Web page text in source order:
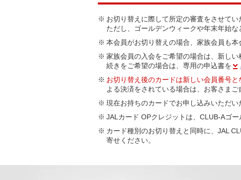
※ お切り替えに際して所定の審査をさせて
ただし、ゴールデンウィークや年末年始
※ 本会員がお切り替えの場合、家族会員も
※ 家族会員の入会をご希望の場合は、新し
続きをご希望の場合は、専用の申込書を
※ お切り替え後のカードは新しい会員番号
よる決済をされている場合は、お客さま
※ 現在お持ちのカードでお申し込みいただ
※ JALカード OPクレジットは、CLUB-Aゴ
※ カード種別のお切り替えと同時に、JAL
寄せください。